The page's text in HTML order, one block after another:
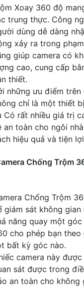
Xoay 360 độ
trung thực. Công
dùng dễ dàng
xảy ra trong
giúp camera có
cao, cung cấp
thiết.
những ưu điểm
chỉ là một thiết
Có rất nhiều giá trị
an toàn cho ngôi
hiệu quả và tiện
Chống Trộm
Chống Trộm
giám sát không
năng quay một
cho phép bạn
bất kỳ góc nào.
camera này
sát được trong
an toàn cho không